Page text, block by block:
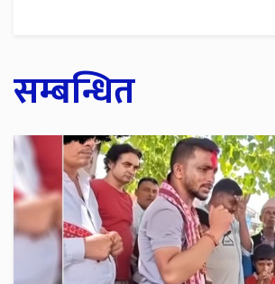
सम्बन्धित